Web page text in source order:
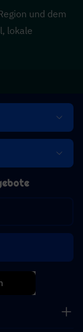
und dem
lokale